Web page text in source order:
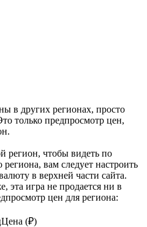
в других регионах, просто
только предпросмотр цен,
регион, чтобы видеть по
вам следует настроить
в верхней части сайта.
эта игра не продается ни в
цен для региона:
Цена (₽)